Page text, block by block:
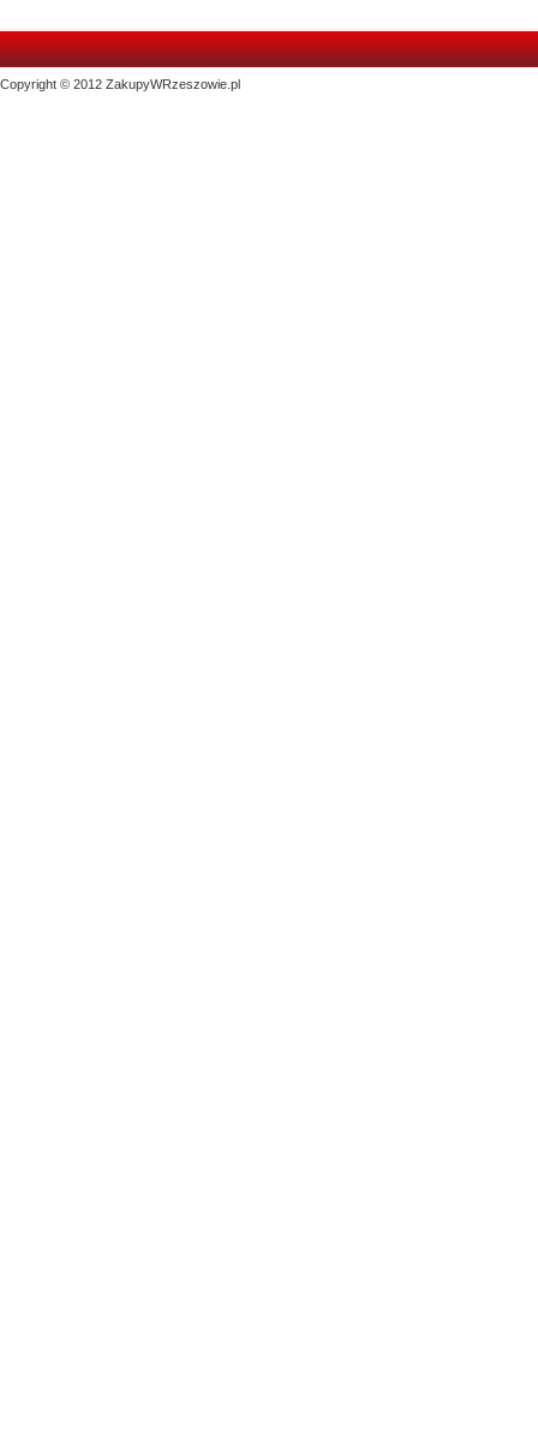
Copyright © 2012 ZakupyWRzeszowie.pl